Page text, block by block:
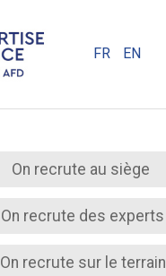
FR EN
On recrute au siège
On recrute des experts
On recrute sur le terrain